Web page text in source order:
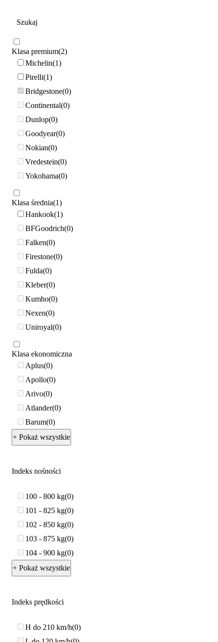
Klasa premium 2
Michelin 1
Pirelli 1
Bridgestone 0
Continental 0
Dunlop 0
Goodyear 0
Nokian 0
Vredestein 0
Yokohama 0
Klasa średnia 1
Hankook 1
BFGoodrich 0
Falken 0
Firestone 0
Fulda 0
Kleber 0
Kumho 0
Nexen 0
Uniroyal 0
Klasa ekonomiczna
Aplus 0
Apollo 0
Arivo 0
Atlander 0
Barum 0
+ Pokaż wszystkie
Indeks nośności
100 - 800 kg 0
101 - 825 kg 0
102 - 850 kg 0
103 - 875 kg 0
104 - 900 kg 0
+ Pokaż wszystkie
Indeks prędkości
H do 210 km/h 0